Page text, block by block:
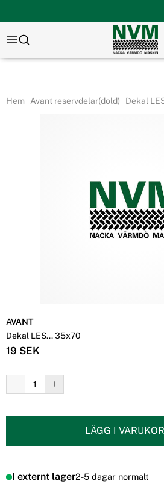
Hem Avant reservdelar(dold) Dekal
AVANT
Dekal LES... 35x70
19 SEK
LÄGG I
I externt lager2-5 dagar normalt